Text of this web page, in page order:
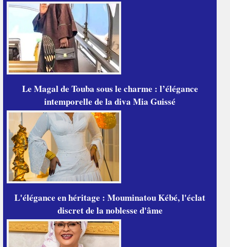
Le Magal de Touba sous le charme : l’élégance
intemporelle de la diva Mia Guissé
L'élégance en héritage : Mouminatou Kébé, l'éclat
discret de la noblesse d'âme